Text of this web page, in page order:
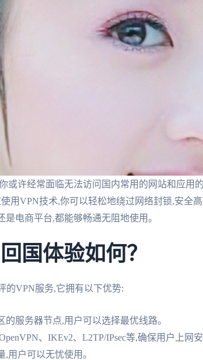
或许经常面临无法访问国内常用的网站和应用
用VPN技术,你可以轻松地绕过网络封锁,安全
电商平台,都能够畅通无阻地使用。
国体验如何？
的VPN服务,它拥有以下优势:
的服务器节点,用户可以选择最优线路。
、IKEv2、L2TP/IPsec等,确保用户上网安
用户可以无忧使用。